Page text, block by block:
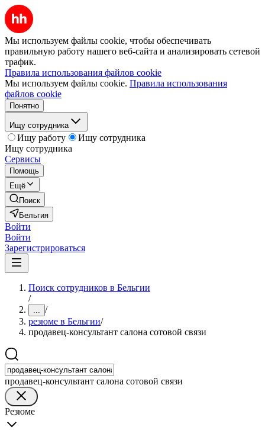
Мы используем файлы cookie, чтобы обеспечивать
правильную работу нашего веб-сайта и анализировать сетевой
трафик.
Правила использования файлов cookie
Мы используем файлы cookie. Правила использования
файлов cookie
Понятно
Ищу сотрудника
Ищу работу
Ищу сотрудника
Ищу сотрудника
Сервисы
Помощь
Ещё
Поиск
Бельгия
Войти
Войти
Зарегистрироваться
Поиск сотрудников в Бельгии
/
... /
резюме в Бельгии/
продавец-консультант салона сотовой связи
продавец-консультант салона сотовой связи
Резюме